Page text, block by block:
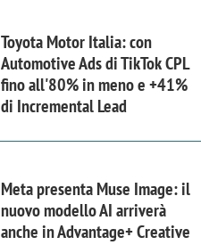
Toyota Motor Italia: con
Automotive Ads di TikTok CPL
fino all'80% in meno e +41%
di Incremental Lead
Meta presenta Muse Image: il
nuovo modello AI arriverà
anche in Advantage+ Creative